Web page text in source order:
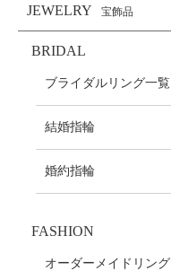
JEWELRY 宝飾品
BRIDAL
ブライダルリング一覧
結婚指輪
婚約指輪
FASHION
オーダーメイドリング